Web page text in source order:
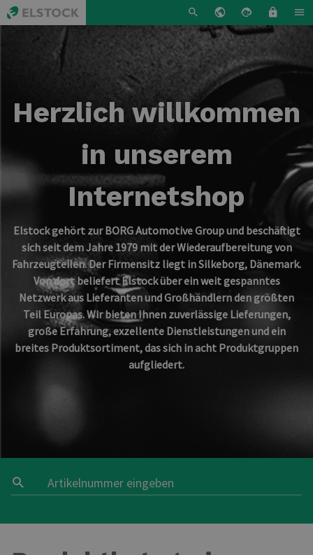
Herzlich willkommen
in unserem
Internetshop
Elstock gehört zur BORG Automotive Group und beschäftigt
sich seit dem Jahre 1979 mit der Wiederaufbereitung von
Fahrzeugteilen. Der Firmensitz liegt in Silkeborg, Dänemark.
Von dort beliefert Elstock über ein weit gespanntes
Netzwerk aus Lieferanten und Großhändlern den größten
Teil Europas. Wir bieten Ihnen zuverlässige Lieferungen,
große Erfahrung, exzellente Dienstleistungen und ein
breites Produktsortiment, das sich in acht Produktgruppen
aufgliedert.